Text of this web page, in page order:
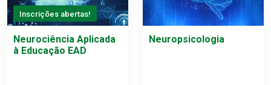
Inscrições abertas!
Neurociência Aplicada
à Educação EAD
Neuropsicologia